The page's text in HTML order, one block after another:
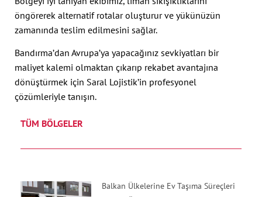
öngörerek alternatif rotalar oluşturur ve yükünüzün
zamanında teslim edilmesini sağlar.
Bandırma’dan Avrupa’ya yapacağınız sevkiyatları bir
maliyet kalemi olmaktan çıkarıp rekabet avantajına
dönüştürmek için Saral Lojistik’in profesyonel
çözümleriyle tanışın.
TÜM BÖLGELER
Balkan Ülkelerine Ev Taşıma Süreçleri